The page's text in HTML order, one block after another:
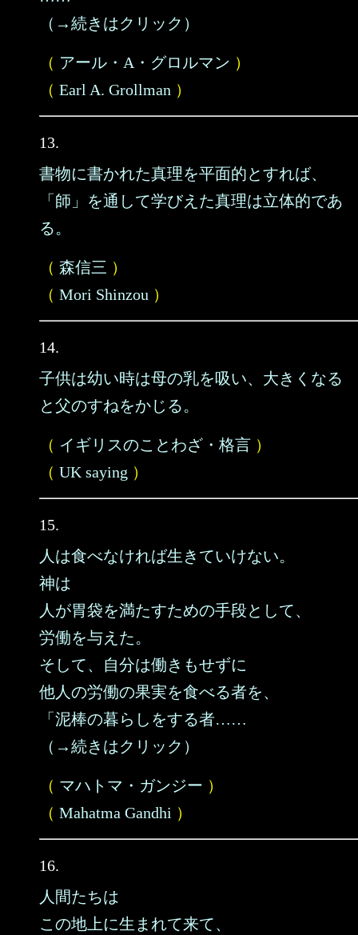
（→続きはクリック）
（ アール・A・グロルマン ）
（ Earl A. Grollman ）
13.
書物に書かれた真理を平面的とすれば、
「師」を通して学びえた真理は立体的であ
る。
（ 森信三 ）
（ Mori Shinzou ）
14.
子供は幼い時は母の乳を吸い、大きくなる
と父のすねをかじる。
（ イギリスのことわざ・格言 ）
（ UK saying ）
15.
人は食べなければ生きていけない。
神は
人が胃袋を満たすための手段として、
労働を与えた。
そして、自分は働きもせずに
他人の労働の果実を食べる者を、
「泥棒の暮らしをする者……
（→続きはクリック）
（ マハトマ・ガンジー ）
（ Mahatma Gandhi ）
16.
人間たちは
この地上に生まれて来て、